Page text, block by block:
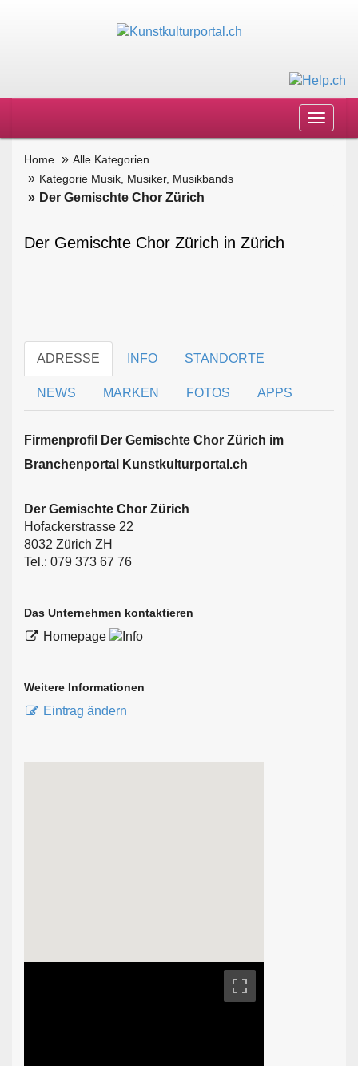
Toggle
Home
Alle Kategorien
Kategorie Musik, Musiker, Musikbands
Der Gemischte Chor Zürich
Der Gemischte Chor Zürich in Zürich
ADRESSE INFO STANDORTE
NEWS MARKEN FOTOS APPS
Firmen­profil Der Gemischte Chor Zürich im
Branchen­portal Kunstkulturportal.ch
Der Gemischte Chor Zürich
Hofackerstrasse 22
8032 Zürich ZH
Tel.: 079 373 67 76
Das Unternehmen kontaktieren
Homepage
Weitere Informationen
Eintrag ändern